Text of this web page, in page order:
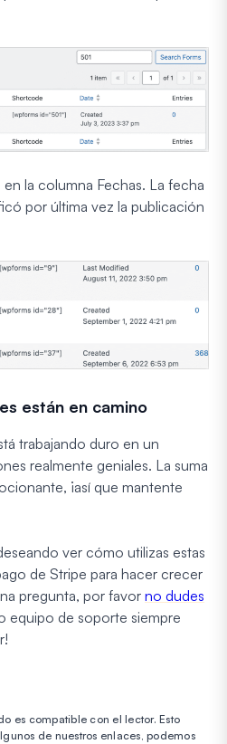
la columna Fechas. La fecha
por última vez la publicación
están en camino
trabajando duro en un
realmente geniales. La suma
¡así que mantente
ver cómo utilizas estas
de Stripe para hacer crecer
pregunta, por favor no dudes
equipo de soporte siempre
es compatible con el lector. Esto
de nuestros enlaces, podemos